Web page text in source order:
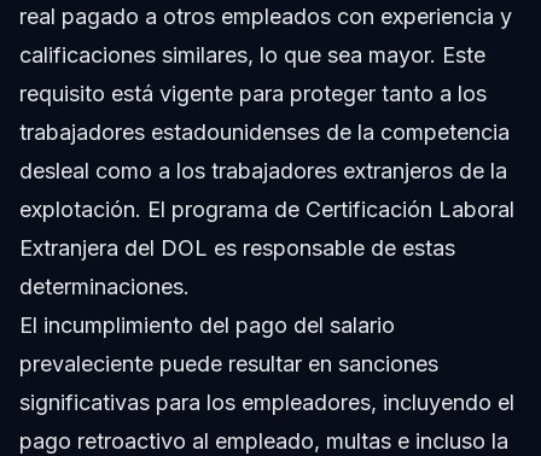
real pagado a otros empleados con experiencia y
calificaciones similares, lo que sea mayor. Este
requisito está vigente para proteger tanto a los
trabajadores estadounidenses de la competencia
desleal como a los trabajadores extranjeros de la
explotación. El programa de Certificación Laboral
Extranjera del DOL es responsable de estas
determinaciones.
El incumplimiento del pago del salario
prevaleciente puede resultar en sanciones
significativas para los empleadores, incluyendo el
pago retroactivo al empleado, multas e incluso la